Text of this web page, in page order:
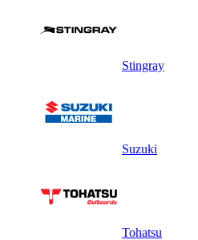
Stingray
Suzuki
Tohatsu